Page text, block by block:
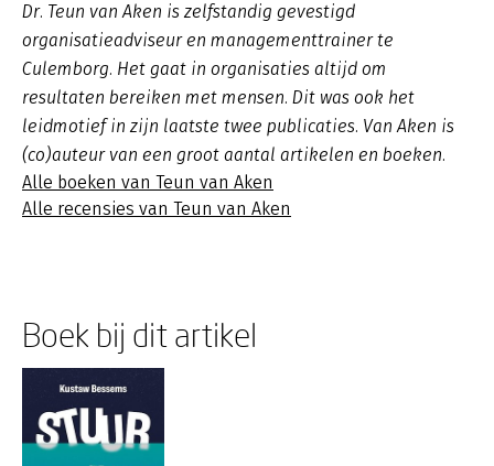
Dr. Teun van Aken is zelfstandig gevestigd
organisatieadviseur en managementtrainer te
Culemborg. Het gaat in organisaties altijd om
resultaten bereiken met mensen. Dit was ook het
leidmotief in zijn laatste twee publicaties. Van Aken is
(co)auteur van een groot aantal artikelen en boeken.
Alle boeken van Teun van Aken
Alle recensies van Teun van Aken
Boek bij dit artikel